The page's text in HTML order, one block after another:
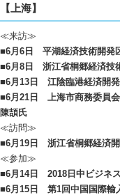
【上海】
≪来訪≫
■6月6日 平湖経済技術開発
■6月8日 浙江省桐郷経済技
■6月13日 江陰臨港経済開
■6月21日 上海市商務委員会
陳頡氏
≪訪問≫
■6月19日 浙江省桐郷経済
≪参加≫
■6月14日 2018日中ビジネ
■6月15日 第1回中国国際輸